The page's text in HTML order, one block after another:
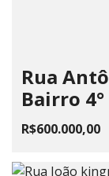
Rua
Bairro
R$600.000,00